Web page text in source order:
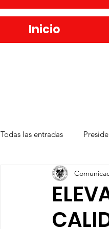
Todas las entradas
Agua y
Publicaciones
Inicio